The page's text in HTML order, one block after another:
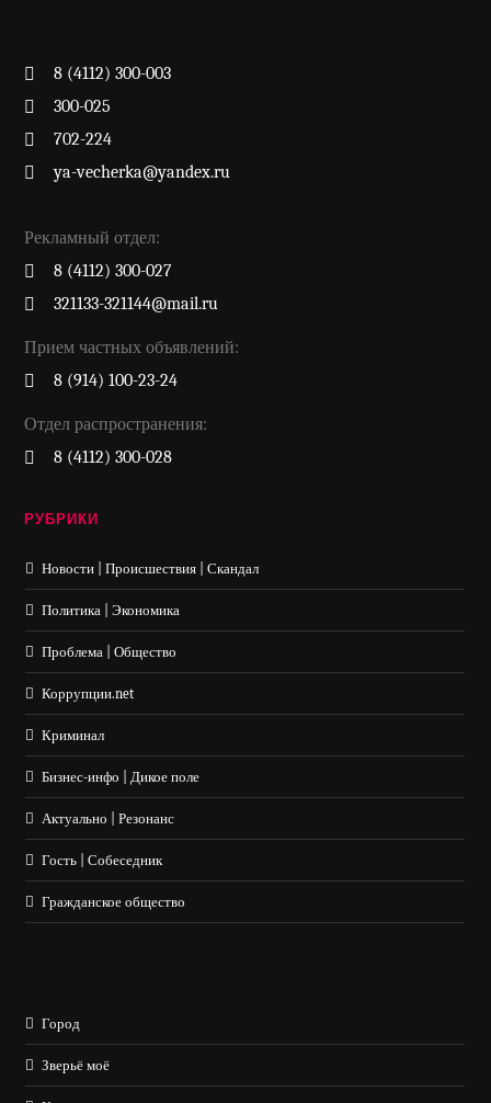
8 (4112) 300-003
300-025
702-224
ya-vecherka@yandex.ru
Рекламный отдел:
8 (4112) 300-027
321133-321144@mail.ru
Прием частных объявлений:
8 (914) 100-23-24
Отдел распространения:
8 (4112) 300-028
РУБРИКИ
Новости | Происшествия | Скандал
Политика | Экономика
Проблема | Общество
Коррупции.net
Криминал
Бизнес-инфо | Дикое поле
Актуально | Резонанс
Гость | Собеседник
Гражданское общество
Город
Зверьё моё